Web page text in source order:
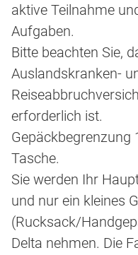
aktive Teilnahme
Aufgaben.
Bitte beachten Sie,
Auslandskranken-
erforderlich ist.
Gepäckbegrenzung
Tasche.
Sie werden Ihr
und nur ein kleines
(Rucksack/
Delta nehmen. Die